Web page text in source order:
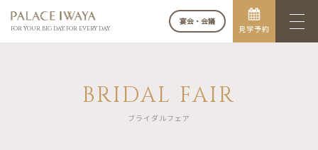
FOR YOUR BIG DAY. FOR EVERY DAY.
宴会・会議
見学予約
BRIDAL FAIR
ブライダルフェア